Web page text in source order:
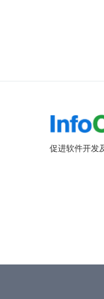
促进软件开发